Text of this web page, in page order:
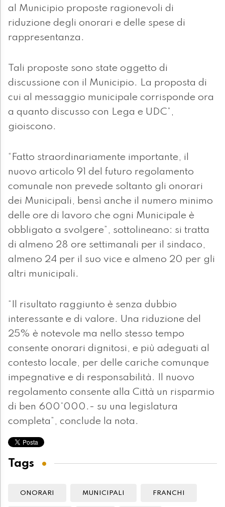
al Municipio proposte ragionevoli di
riduzione degli onorari e delle spese di
rappresentanza.
Tali proposte sono state oggetto di
discussione con il Municipio. La proposta di
cui al messaggio municipale corrisponde ora
a quanto discusso con Lega e UDC”,
gioiscono.
“Fatto straordinariamente importante, il
nuovo articolo 91 del futuro regolamento
comunale non prevede soltanto gli onorari
dei Municipali, bensì anche il numero minimo
delle ore di lavoro che ogni Municipale è
obbligato a svolgere”, sottolineano: si tratta
di almeno 28 ore settimanali per il sindaco,
almeno 24 per il suo vice e almeno 20 per gli
altri municipali.
“Il risultato raggiunto è senza dubbio
interessante e di valore. Una riduzione del
25% è notevole ma nello stesso tempo
consente onorari dignitosi, e più adeguati al
contesto locale, per delle cariche comunque
impegnative e di responsabilità. Il nuovo
regolamento consente alla Città un risparmio
di ben 600'000.- su una legislatura
completa”, conclude la nota.
Tags
ONORARI MUNICIPALI FRANCHI